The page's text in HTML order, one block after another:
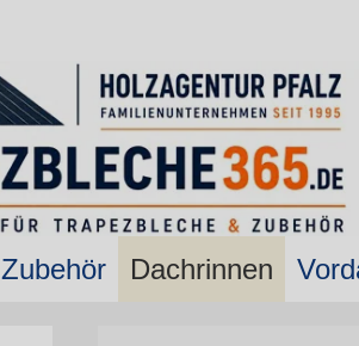
Zubehör Dachrinnen